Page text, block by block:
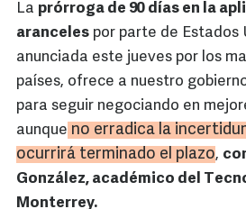
La prórroga de 90 días en la
aranceles por parte de Estados
anunciada este jueves por los
países, ofrece a nuestro
para seguir negociando en
aunque no erradica la
ocurrirá terminado el plazo,
González, académico del
Monterrey.